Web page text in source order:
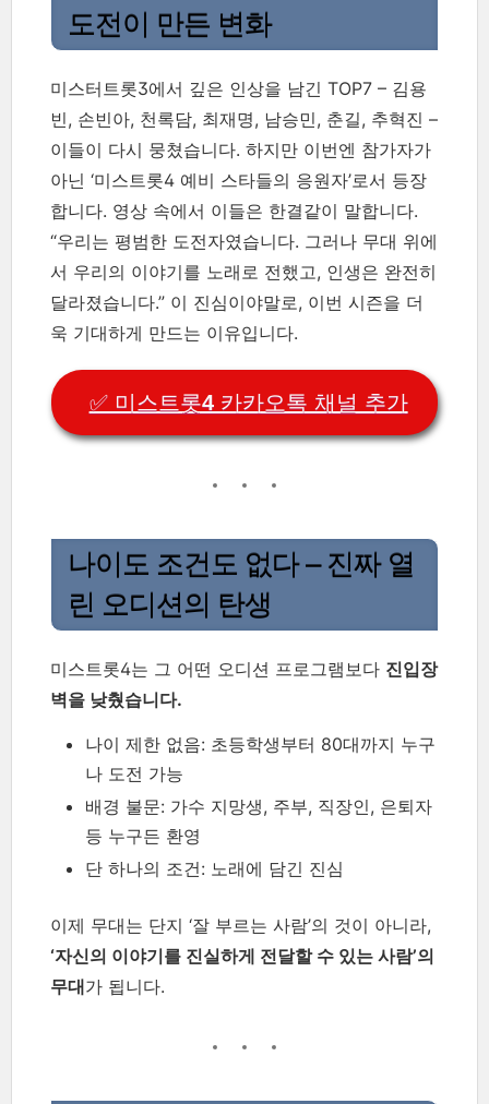
도전이 만든 변화
미스터트롯3에서 깊은 인상을 남긴 TOP7 – 김용
빈, 손빈아, 천록담, 최재명, 남승민, 춘길, 추혁진 –
이들이 다시 뭉쳤습니다. 하지만 이번엔 참가자가
아닌 ‘미스트롯4 예비 스타들의 응원자’로서 등장
합니다. 영상 속에서 이들은 한결같이 말합니다.
“우리는 평범한 도전자였습니다. 그러나 무대 위에
서 우리의 이야기를 노래로 전했고, 인생은 완전히
달라졌습니다.” 이 진심이야말로, 이번 시즌을 더
욱 기대하게 만드는 이유입니다.
✅ 미스트롯4 카카오톡 채널 추가
나이도 조건도 없다 – 진짜 열
린 오디션의 탄생
미스트롯4는 그 어떤 오디션 프로그램보다 진입장
벽을 낮췄습니다.
나이 제한 없음: 초등학생부터 80대까지 누구
나 도전 가능
배경 불문: 가수 지망생, 주부, 직장인, 은퇴자
등 누구든 환영
단 하나의 조건: 노래에 담긴 진심
이제 무대는 단지 ‘잘 부르는 사람’의 것이 아니라,
‘자신의 이야기를 진실하게 전달할 수 있는 사람’의
무대가 됩니다.